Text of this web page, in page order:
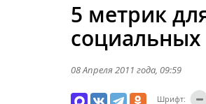
5 метрик
08 Апреля 2011 года , 09:59
Шрифт: